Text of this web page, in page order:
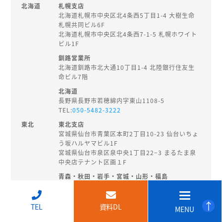
↑
北海道
札幌支店
北海道札幌市中央区北4条西5丁目1-4 大樹生命
札幌共同ビル6F
北海道札幌市中央区北4条西7-1-5 札幌ホワイト
ビル1F
釧路営業所
北海道釧路市北大通10丁目1-4 北陸銀行住友生
命ビル7階
北海道
長野県長野市若穂綿内字東山1108-5
TEL:050-5482-3222
東北
東北支店
宮城県仙台市青葉区本町2丁目10-23 仙台いちょ
う坂ハルヤマビル1F
宮城県仙台市泉区泉中央1丁目22−3 まるたま泉
中央店テナント区画１F
青森・秋田・岩手・宮城・山形・福島
018-874-8202
北陸・
TEL 資料DL MENU